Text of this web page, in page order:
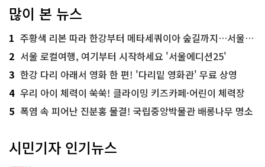
많이 본 뉴스
1 주황색 리본 따라 한강부터 메타세쿼이아 숲길까지…서울둘레길 15코스
2 서울 로컬여행, 여기부터 시작하세요 '서울에디션25'
3 한강 다리 아래서 영화 한 편! '다리밑 영화관' 무료 상영
4 우리 아이 체력이 쑥쑥! 클라이밍 키즈카페·어린이 체력장
5 폭염 속 피어난 진분홍 물결! 국립중앙박물관 배롱나무 명소
시민기자 인기뉴스